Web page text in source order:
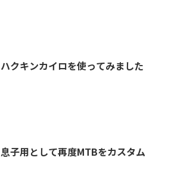
ハクキンカイロを使ってみました
息子用として再度MTBをカスタム